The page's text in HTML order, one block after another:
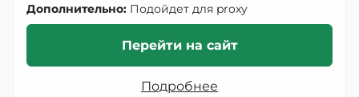
Дополнительно: Подойдет для proxy
Перейти на сайт
Подробнее